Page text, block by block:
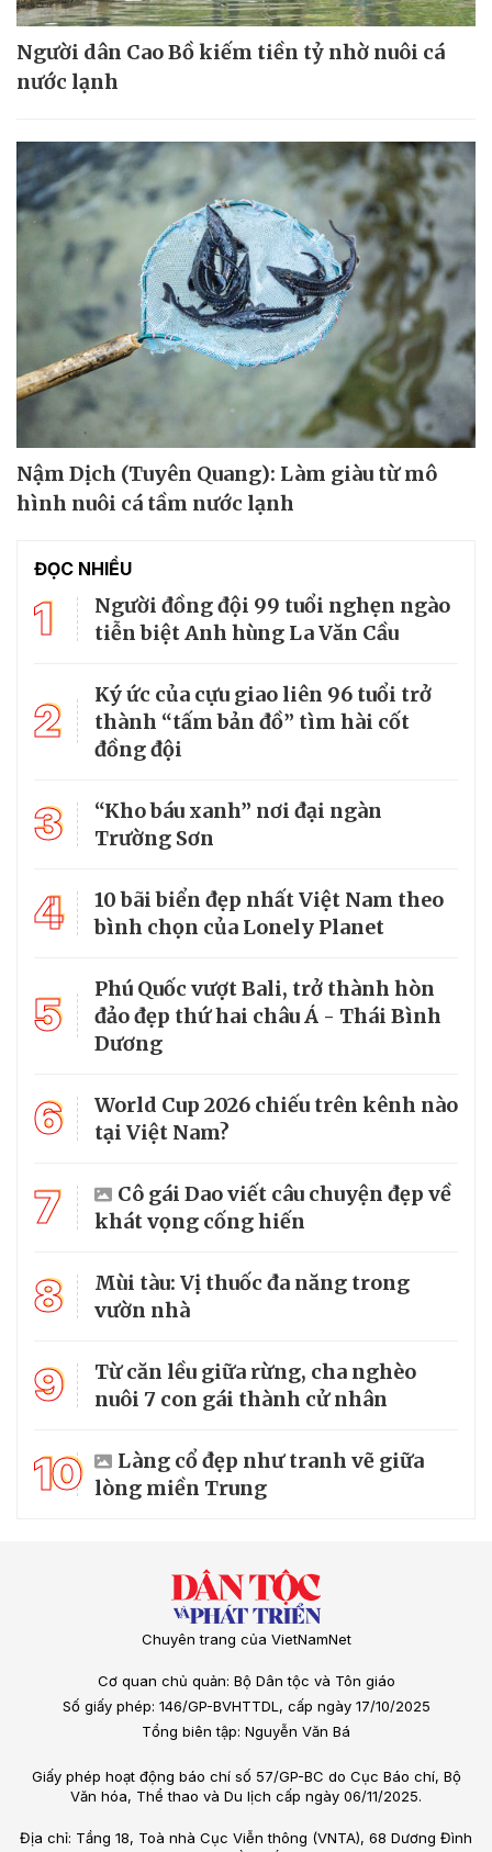
Người dân Cao Bồ kiếm tiền tỷ nhờ nuôi cá
nước lạnh
Nậm Dịch (Tuyên Quang): Làm giàu từ mô
hình nuôi cá tầm nước lạnh
ĐỌC NHIỀU
1
Người đồng đội 99 tuổi nghẹn ngào
tiễn biệt Anh hùng La Văn Cầu
2
Ký ức của cựu giao liên 96 tuổi trở
thành “tấm bản đồ” tìm hài cốt
đồng đội
3
“Kho báu xanh” nơi đại ngàn
Trường Sơn
4
10 bãi biển đẹp nhất Việt Nam theo
bình chọn của Lonely Planet
5
Phú Quốc vượt Bali, trở thành hòn
đảo đẹp thứ hai châu Á - Thái Bình
Dương
6
World Cup 2026 chiếu trên kênh nào
tại Việt Nam?
7
Cô gái Dao viết câu chuyện đẹp về
khát vọng cống hiến
8
Mùi tàu: Vị thuốc đa năng trong
vườn nhà
9
Từ căn lều giữa rừng, cha nghèo
nuôi 7 con gái thành cử nhân
10
Làng cổ đẹp như tranh vẽ giữa
lòng miền Trung
Chuyên trang của VietNamNet
Cơ quan chủ quản: Bộ Dân tộc và Tôn giáo
Số giấy phép: 146/GP-BVHTTDL, cấp ngày 17/10/2025
Tổng biên tập: Nguyễn Văn Bá
Giấy phép hoạt động báo chí số 57/GP-BC do Cục Báo chí, Bộ
Văn hóa, Thể thao và Du lịch cấp ngày 06/11/2025.
Địa chỉ: Tầng 18, Toà nhà Cục Viễn thông (VNTA), 68 Dương Đình